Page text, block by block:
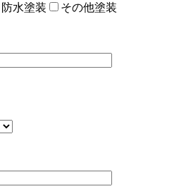
防水塗装 その他塗装